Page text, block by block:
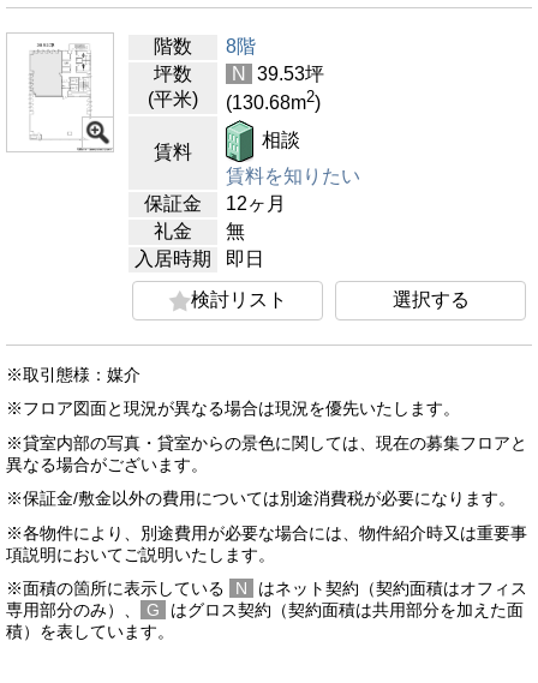
階数
8階
坪数
(平米)
N 39.53坪
(130.68m2)
賃料
相談
賃料を知りたい
保証金
12ヶ月
礼金
無
入居時期
即日
検討リスト
選択する
※取引態様：媒介
※フロア図面と現況が異なる場合は現況を優先いたします。
※貸室内部の写真・貸室からの景色に関しては、現在の募集フロアと
異なる場合がございます。
※保証金/敷金以外の費用については別途消費税が必要になります。
※各物件により、別途費用が必要な場合には、物件紹介時又は重要事
項説明においてご説明いたします。
※面積の箇所に表示している
N
はネット契約（契約面積はオフィス
専用部分のみ）、
G
はグロス契約（契約面積は共用部分を加えた面
積）を表しています。